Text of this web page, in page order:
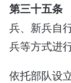
第三十五条
兵、新兵自
兵等方式进行
依托部队设